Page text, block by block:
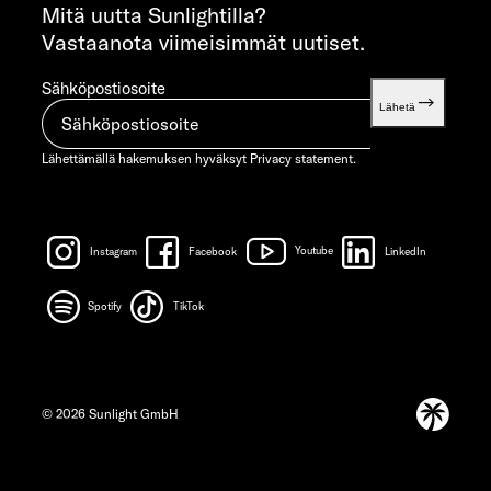
info@sunlight.de
Mitä uutta Sunlightilla?
Vastaanota viimeisimmät uutiset.
Sähköpostiosoite
Lähetä
Lähettämällä hakemuksen hyväksyt Privacy statement.
Instagram Facebook Youtube LinkedIn
Spotify TikTok
© 2026 Sunlight GmbH